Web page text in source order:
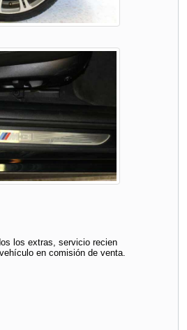
los extras, servicio recien
en comisión de venta.